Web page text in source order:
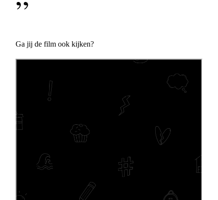
Ga jij de film ook kijken?